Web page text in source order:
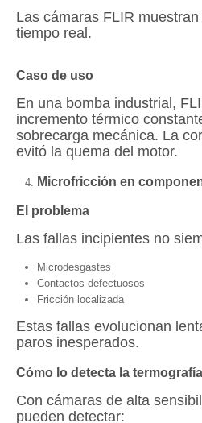
Las cámaras FLIR
tiempo real.
Caso de uso
En una bomba industrial,
incremento térmico
sobrecarga mecánica. La
evitó la quema del motor.
Microfricción en
El problema
Las fallas incipientes no
Microdesgastes
Contactos defectuosos
Fricción localizada
Estas fallas evolucionan
paros inesperados.
Cómo lo detecta la termografía
Con cámaras de alta
pueden detectar: